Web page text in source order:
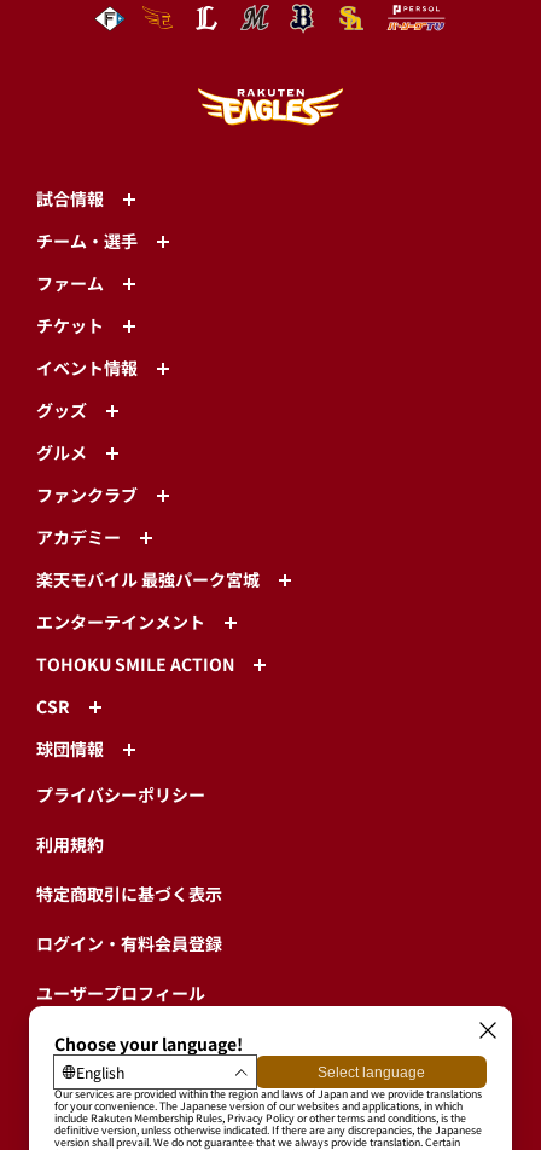
試合情報
チーム・選手
ファーム
チケット
イベント情報
グッズ
グルメ
ファンクラブ
アカデミー
楽天モバイル 最強パーク宮城
エンターテインメント
TOHOKU SMILE ACTION
CSR
球団情報
プライバシーポリシー
利用規約
特定商取引に基づく表示
ログイン・有料会員登録
ユーザープロフィール
会員情報引継ぎ
退会